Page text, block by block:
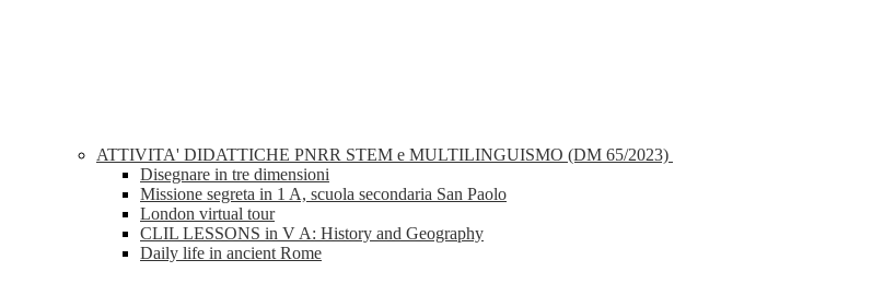
ATTIVITA' DIDATTICHE PNRR STEM e MULTILINGUISMO (DM 65/2023)
Disegnare in tre dimensioni
Missione segreta in 1 A, scuola secondaria San Paolo
London virtual tour
CLIL LESSONS in V A: History and Geography
Daily life in ancient Rome